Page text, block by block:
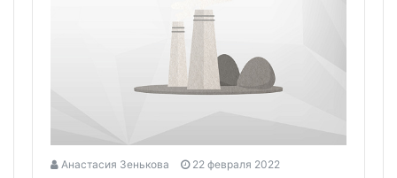
Анастасия Зенькова 22 февраля 2022